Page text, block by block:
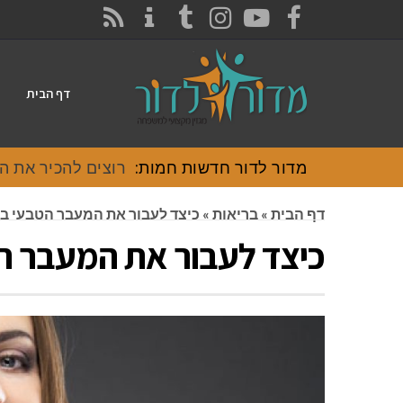
FACEBOOK
YOUTUBE
INSTAGRAM
TUMBLR
דף הבית
מדור לדור חדשות חמות: רוצים להכיר את
דף הבית » בריאות » כיצד לעבור את המעבר הטבעי
כיצד לעבור את המעבר